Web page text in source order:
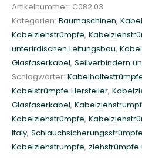
t
r
u
m
p
f
m
i
t
S
c
Artikelnummer: C082.03
Kategorien: Baumaschinen,
Kabelziehstrümpfe,
unterirdischen Leitungsbau,
Glasfaserkabel, Seilverbindern
Schlagwörter:
Kabelstrümpfe Hersteller,
Glasfaserkabel,
Kabelziehstrümpfe,
Italy, Schlauchsicherungsstrümpfe
Kabelziehstrumpfe,